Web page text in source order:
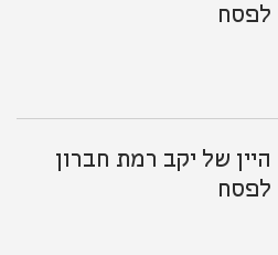
לפסח
היין של יקב רמת חברון
לפסח